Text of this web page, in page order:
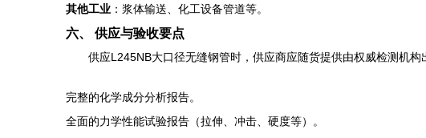
其他工业 ：浆体输送、化工设备管道等。
六、 供应与验收要点
供应L245NB大口径无缝钢管时，供应商应随货提供由权威检测机构
完整的化学成分分析报告。
全面的力学性能试验报告（拉伸、冲击、硬度等）。